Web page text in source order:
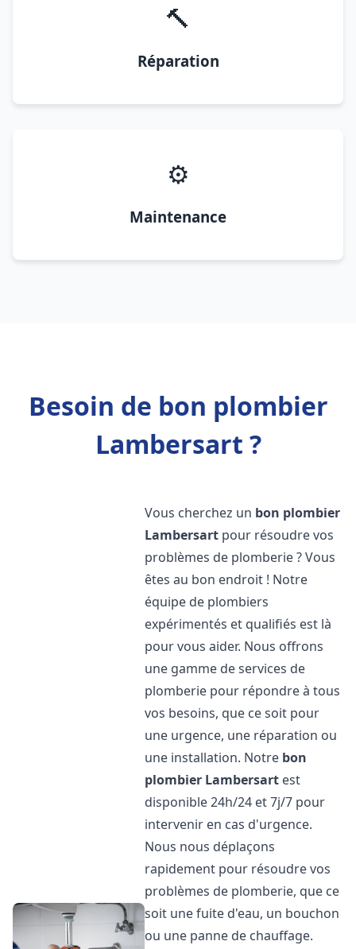
🔨
Réparation
⚙️
Maintenance
Besoin de bon plombier
Lambersart ?
Vous cherchez un bon plombier
Lambersart pour résoudre vos
problèmes de plomberie ? Vous
êtes au bon endroit ! Notre
équipe de plombiers
expérimentés et qualifiés est là
pour vous aider. Nous offrons
une gamme de services de
plomberie pour répondre à tous
vos besoins, que ce soit pour
une urgence, une réparation ou
une installation. Notre bon
plombier Lambersart est
disponible 24h/24 et 7j/7 pour
intervenir en cas d'urgence.
Nous nous déplaçons
rapidement pour résoudre vos
problèmes de plomberie, que ce
soit une fuite d'eau, un bouchon
ou une panne de chauffage.